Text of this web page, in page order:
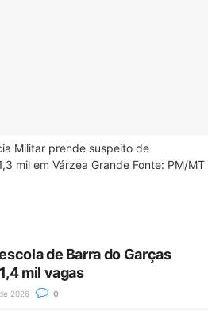
Militar prende suspeito de
mil em Várzea Grande Fonte: PM/MT
de Barra do Garças
mil vagas
2026 0